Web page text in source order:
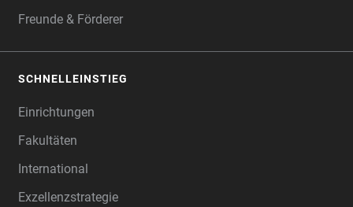
Freunde & Förderer
SCHNELLEINSTIEG
Einrichtungen
Fakultäten
International
Exzellenzstrategie